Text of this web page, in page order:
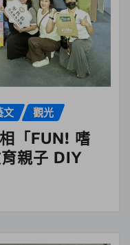
文 觀光
「FUN! 嗜
親子 DIY